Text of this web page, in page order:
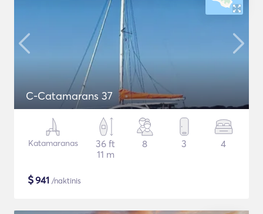
C-Catamarans 37
Katamaranas
36 ft
11 m
8 3 4
$941 /naktinis